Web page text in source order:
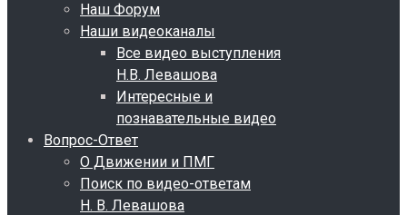
Наш Форум
Наши видеоканалы
Все видео выступления
Н.В. Левашова
Интересные и
познавательные видео
Вопрос-Ответ
О Движении и ПМГ
Поиск по видео-ответам
Н. В. Левашова